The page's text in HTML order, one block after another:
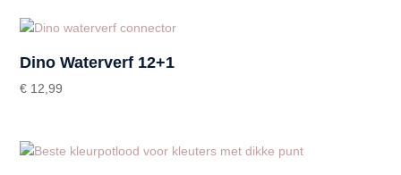
Dino Waterverf 12+1
€ 12,99